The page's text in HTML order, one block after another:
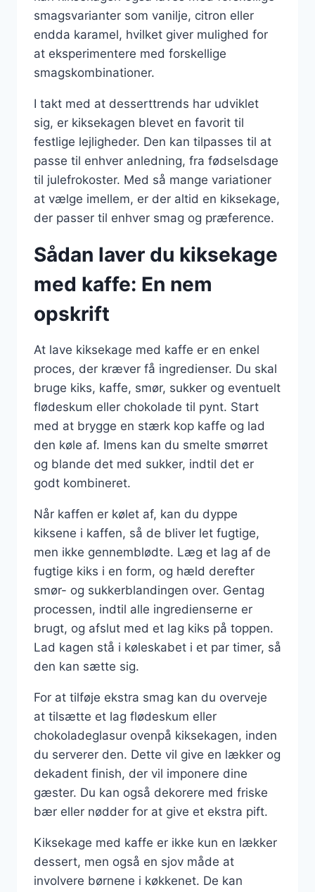
smagsvarianter som vanilje, citron eller
endda karamel, hvilket giver mulighed for
at eksperimentere med forskellige
smagskombinationer.
I takt med at desserttrends har udviklet
sig, er kiksekagen blevet en favorit til
festlige lejligheder. Den kan tilpasses til at
passe til enhver anledning, fra fødselsdage
til julefrokoster. Med så mange variationer
at vælge imellem, er der altid en kiksekage,
der passer til enhver smag og præference.
Sådan laver du kiksekage
med kaffe: En nem
opskrift
At lave kiksekage med kaffe er en enkel
proces, der kræver få ingredienser. Du skal
bruge kiks, kaffe, smør, sukker og eventuelt
flødeskum eller chokolade til pynt. Start
med at brygge en stærk kop kaffe og lad
den køle af. Imens kan du smelte smørret
og blande det med sukker, indtil det er
godt kombineret.
Når kaffen er kølet af, kan du dyppe
kiksene i kaffen, så de bliver let fugtige,
men ikke gennemblødte. Læg et lag af de
fugtige kiks i en form, og hæld derefter
smør- og sukkerblandingen over. Gentag
processen, indtil alle ingredienserne er
brugt, og afslut med et lag kiks på toppen.
Lad kagen stå i køleskabet i et par timer, så
den kan sætte sig.
For at tilføje ekstra smag kan du overveje
at tilsætte et lag flødeskum eller
chokoladeglasur ovenpå kiksekagen, inden
du serverer den. Dette vil give en lækker og
dekadent finish, der vil imponere dine
gæster. Du kan også dekorere med friske
bær eller nødder for at give et ekstra pift.
Kiksekage med kaffe er ikke kun en lækker
dessert, men også en sjov måde at
involvere børnene i køkkenet. De kan